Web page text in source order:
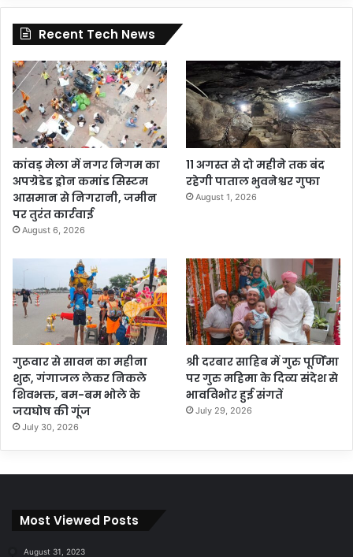
Recent Tech News
कांवड़ मेला में नगर निगम का
अपग्रेडेड ड्रोन कमांड सिस्टम
आसमान से निगरानी, जमीन
पर तुरंत कार्रवाई
August 6, 2026
11 अगस्त से दो महीने तक बंद
रहेगी पाताल भुवनेश्वर गुफा
August 1, 2026
गुरूवार से सावन का महीना
शुरू, गंगाजल लेकर निकले
शिवभक्त, बम-बम भोले के
जयघोष की गूंज
July 30, 2026
श्री दरबार साहिब में गुरु पूर्णिमा
पर गुरु महिमा के दिव्य संदेश से
भावविभोर हुई संगतें
July 29, 2026
Most Viewed Posts
August 31, 2023